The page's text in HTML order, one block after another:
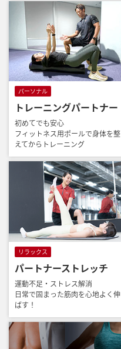
パーソナル
トレーニングパートナー
初めてでも安心
フィットネス用ポールで身体を整
えてからトレーニング
リラックス
パートナーストレッチ
運動不足・ストレス解消
日常で固まった筋肉を心地よく伸
ばす！